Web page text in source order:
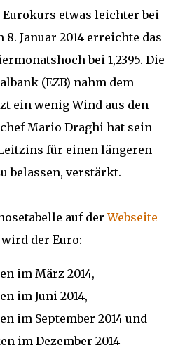
etwas leichter bei
8. Januar 2014 erreichte das
bei 1,2395. Die
(EZB) nahm dem
ein wenig Wind aus den
Mario Draghi hat sein
für einen längeren
belassen, verstärkt.
auf derWebseite
wird der Euro:
im März 2014,
im Juni 2014,
im September 2014 und
im Dezember 2014